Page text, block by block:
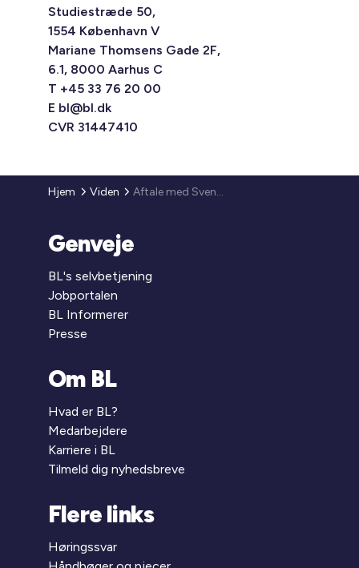
Studiestræde 50,
1554 København V
Mariane Thomsens Gade 2F,
6.1, 8000 Aarhus C
T +45 33 76 20 00
E bl@bl.dk
CVR 31447410
Hjem Viden Aftale med Svendborg Kommune
Genveje
BL's selvbetjening
Jobportalen
BL Informerer
Presse
Om BL
Hvad er BL?
Medarbejdere
Karriere i BL
Tilmeld dig nyhedsbreve
Flere links
Høringssvar